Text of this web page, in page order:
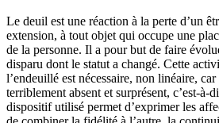
Le deuil est une réaction à la perte d’un
extension, à tout objet qui occupe une
de la personne. Il a pour but de faire
disparu dont le statut a changé. Cette
l’endeuillé est nécessaire, non linéaire,
terriblement absent et surprésent, c’est-à-
dispositif utilisé permet d’exprimer les